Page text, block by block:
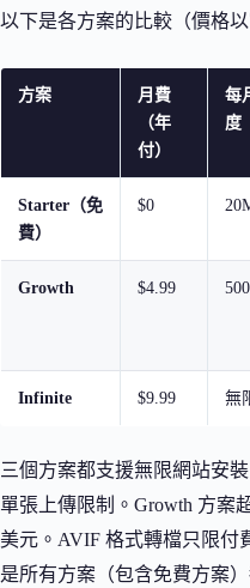
以下是各方案的比較（價格
方案
月費
（年
付）
每
度
Starter（免
費）
$0
Growth $4.99
Infinite $9.99 無
三個方案都支援無限網站安
單張上傳限制。Growth 方案
美元。AVIF 格式轉檔只限付
是所有方案（包含免費方案）